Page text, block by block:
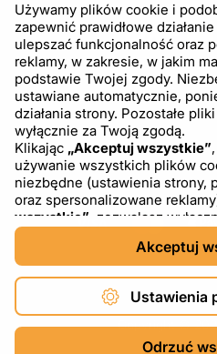
Copyright ©
PL USD -
Używamy plików cookie i
zapewnić prawidłowe
ulepszać funkcjonalność oraz
reklamy, w zakresie, w jakim
podstawie Twojej zgody.
ustawiane automatycznie,
działania strony. Pozostałe
wyłącznie za Twoją zgodą.
Klikając „Akceptuj wszystkie”
używanie wszystkich plików
niezbędne (ustawienia strony,
oraz spersonalizowane
wszystkie” , zezwalasz
niezbędnych plików cookie.
, możesz wybrać,
chcesz zaakceptować lub
dowolnym momencie zmienić
korzystając z linku
części strony. Więcej
plików cookie, w tym o
Akceptuj
Ustawienia
Odrzuć